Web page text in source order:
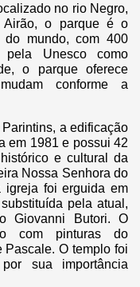
no rio Negro,
Airão, o parque é o
do mundo, com 400
Unesco como
o parque oferece
conforme a
a edificação
em 1981 e possui 42
e cultural da
Nossa Senhora do
igreja foi erguida em
pela atual,
Giovanni Butori. O
com pinturas do
Pascale. O templo foi
sua importância